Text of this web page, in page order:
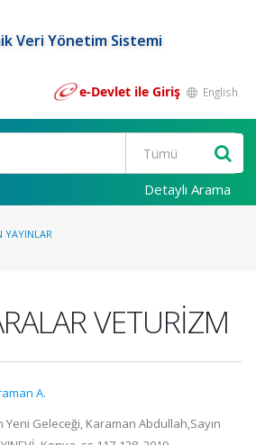
Veri Yönetim Sistemi
e-Devlet ile Giriş English
Detaylı Arama
YAYINLAR
VETURİZM
A.
Yeni Geleceği, Karaman Abdullah,Sayın